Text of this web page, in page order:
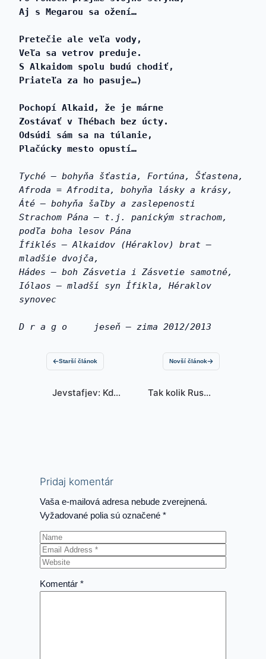
Aj s Megarou sa ožení…
Pretečie ale veľa vody,
Veľa sa vetrov preduje.
S Alkaidom spolu budú chodiť,
Priateľa za ho pasuje…)
Pochopí Alkaid, že je márne
Zostávať v Thébach bez úcty.
Odsúdi sám sa na túlanie,
Plačúcky mesto opustí…
Afroda = Afrodita, bohyňa lásky a krásy,
Áté – bohyňa šaľby a zaslepenosti
Strachom Pána – t.j. panickým strachom,
podľa boha lesov Pána
Ífiklés – Alkaidov (Héraklov) brat –
mladšie dvojča,
Hádes – boh Zásvetia i Zásvetie samotné,
Iólaos – mladší syn Ífikla, Héraklov
synovec
D r a g o     jeseň – zima 2012/2013
Starší článok
Jevstafjev: Kde
Novší článok
Tak kolik Rusko
Pridaj komentár
Vaša e-mailová adresa nebude zverejnená.
Vyžadované polia sú označené*
Komentár*